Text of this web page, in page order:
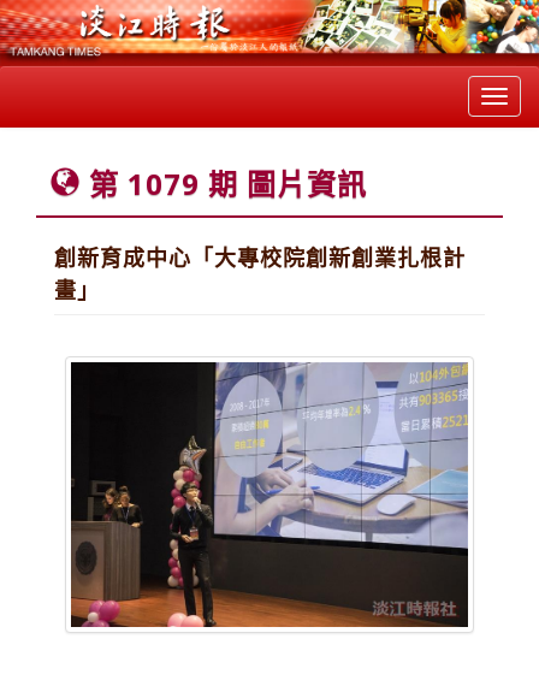
第 1079 期 圖片資訊
創新育成中心「大專校院創新創業扎根計
畫」